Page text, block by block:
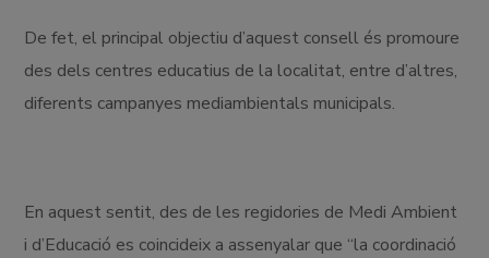
De fet, el principal objectiu d’aquest consell és promoure
des dels centres educatius de la localitat, entre d’altres,
diferents campanyes mediambientals municipals.
En aquest sentit, des de les regidories de Medi Ambient
i d’Educació es coincideix a assenyalar que “la coordinació